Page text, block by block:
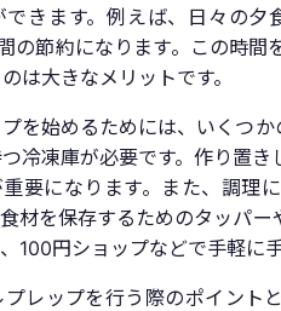
きます。例えば、日々の夕
の節約になります。この時間
は大きなメリットです。
を始めるためには、いくつ
冷凍庫が必要です。作り置
要になります。また、調理
材を保存するためのタッパ
100円ショップなどで手軽に
レップを行う際のポイント